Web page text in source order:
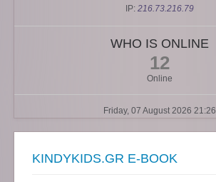
IP: 216.73.216.79
WHO IS ONLINE
12
Online
Friday, 07 August 2026 21:26
KINDYKIDS.GR E-BOOK